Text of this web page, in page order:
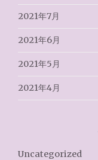
2021年7月
2021年6月
2021年5月
2021年4月
Uncategorized